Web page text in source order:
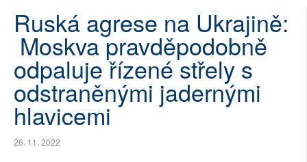
ARCHIV
ROZHOVORY
TÉMATA
NEJČTENĚJŠÍ ZA 7 DNÍ
Ruská agrese na Ukrajině:
Moskva pravděpodobně
odpaluje řízené střely s
odstraněnými jadernými
hlavicemi
26. 11. 2022